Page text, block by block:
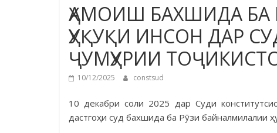
ҲАМОИШ БАХШИДА
ҲУҚУҚИ ИНСОН ДАР
ҶУМҲУРИИ
10/12/2025 constsud
10 декабри соли 2025 дар Суди
дастгоҳи суд бахшида ба Рӯзи байналмилалии